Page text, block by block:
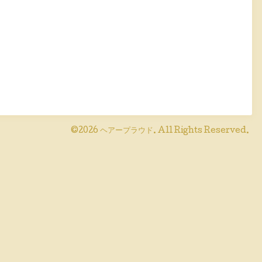
©2026 ヘアープラウド . All Rights Reserved.